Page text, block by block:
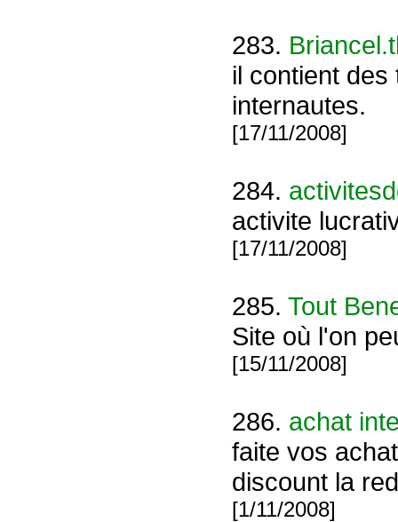
283.
il contient
internautes.
[17/11/2008]
284.
activite
[17/11/2008]
285. Tout
Site où l'on
[15/11/2008]
286. achat
faite vos
discount la
[1/11/2008]